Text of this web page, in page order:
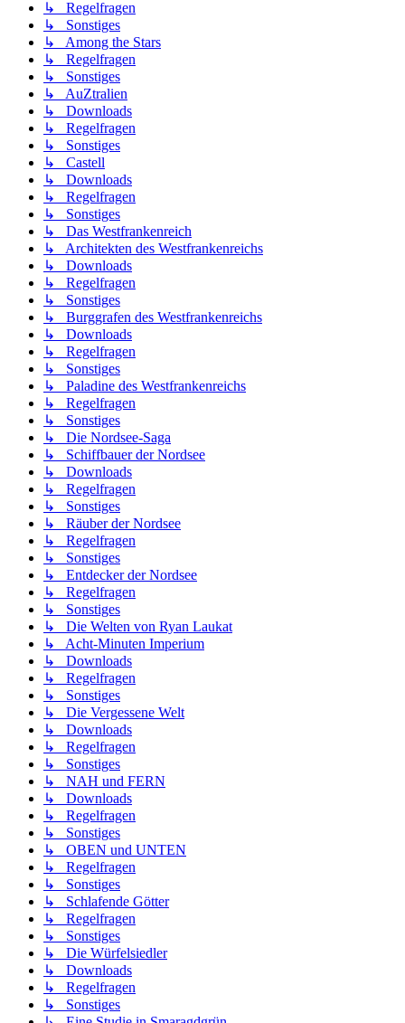
↳ Regelfragen
↳ Sonstiges
↳ Among the Stars
↳ Regelfragen
↳ Sonstiges
↳ AuZtralien
↳ Downloads
↳ Regelfragen
↳ Sonstiges
↳ Castell
↳ Downloads
↳ Regelfragen
↳ Sonstiges
↳ Das Westfrankenreich
↳ Architekten des Westfrankenreichs
↳ Downloads
↳ Regelfragen
↳ Sonstiges
↳ Burggrafen des Westfrankenreichs
↳ Downloads
↳ Regelfragen
↳ Sonstiges
↳ Paladine des Westfrankenreichs
↳ Regelfragen
↳ Sonstiges
↳ Die Nordsee-Saga
↳ Schiffbauer der Nordsee
↳ Downloads
↳ Regelfragen
↳ Sonstiges
↳ Räuber der Nordsee
↳ Regelfragen
↳ Sonstiges
↳ Entdecker der Nordsee
↳ Regelfragen
↳ Sonstiges
↳ Die Welten von Ryan Laukat
↳ Acht-Minuten Imperium
↳ Downloads
↳ Regelfragen
↳ Sonstiges
↳ Die Vergessene Welt
↳ Downloads
↳ Regelfragen
↳ Sonstiges
↳ NAH und FERN
↳ Downloads
↳ Regelfragen
↳ Sonstiges
↳ OBEN und UNTEN
↳ Regelfragen
↳ Sonstiges
↳ Schlafende Götter
↳ Regelfragen
↳ Sonstiges
↳ Die Würfelsiedler
↳ Downloads
↳ Regelfragen
↳ Sonstiges